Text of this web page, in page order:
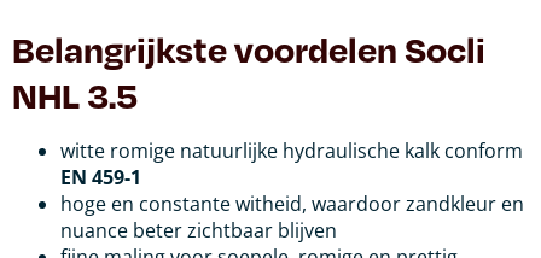
Belangrijkste voordelen Socli
NHL 3.5
witte romige natuurlijke hydraulische kalk conform
EN 459-1
hoge en constante witheid, waardoor zandkleur en
nuance beter zichtbaar blijven